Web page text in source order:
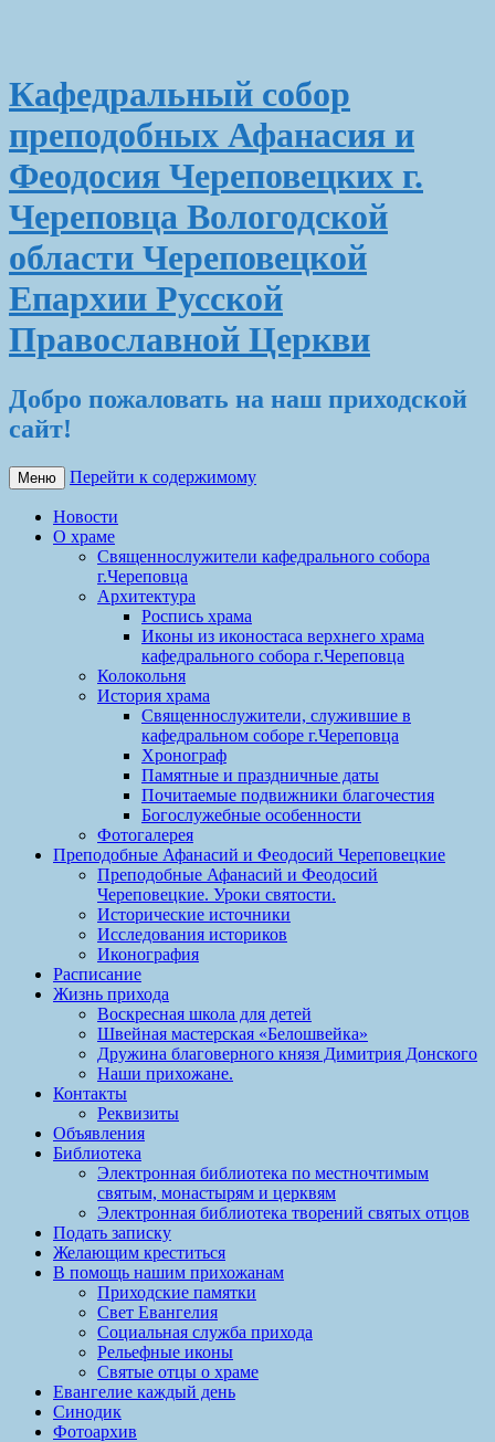
Кафедральный собор
преподобных Афанасия и
Феодосия Череповецких г.
Череповца Вологодской
области Череповецкой
Епархии Русской
Православной Церкви
Добро пожаловать на наш приходской
сайт!
Меню Перейти к содержимому
Новости
О храме
Священнослужители кафедрального собора
г.Череповца
Архитектура
Роспись храма
Иконы из иконостаса верхнего храма
кафедрального собора г.Череповца
Колокольня
История храма
Священнослужители, служившие в
кафедральном соборе г.Череповца
Хронограф
Памятные и праздничные даты
Почитаемые подвижники благочестия
Богослужебные особенности
Фотогалерея
Преподобные Афанасий и Феодосий Череповецкие
Преподобные Афанасий и Феодосий
Череповецкие. Уроки святости.
Исторические источники
Исследования историков
Иконография
Расписание
Жизнь прихода
Воскресная школа для детей
Швейная мастерская «Белошвейка»
Дружина благоверного князя Димитрия Донского
Наши прихожане.
Контакты
Реквизиты
Объявления
Библиотека
Электронная библиотека по местночтимым
святым, монастырям и церквям
Электронная библиотека творений святых отцов
Подать записку
Желающим креститься
В помощь нашим прихожанам
Приходские памятки
Свет Евангелия
Социальная служба прихода
Рельефные иконы
Святые отцы о храме
Евангелие каждый день
Синодик
Фотоархив